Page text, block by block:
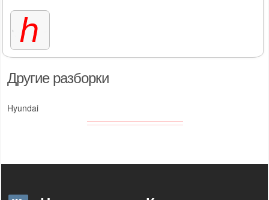
Другие разборки
Hyundai